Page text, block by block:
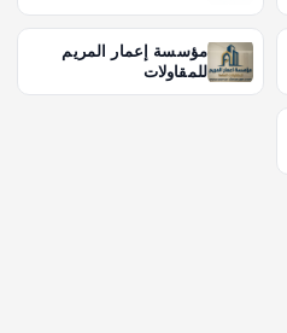
مؤسسة إعمار المريم
للمقاولات